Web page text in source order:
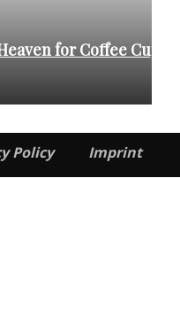
for Coffee Cup
Policy Imprint